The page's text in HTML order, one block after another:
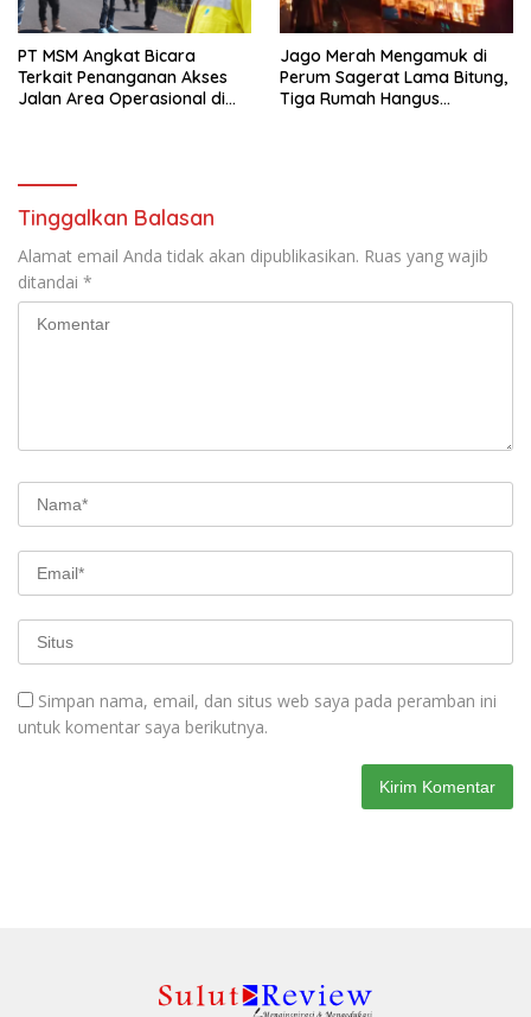
PT MSM Angkat Bicara
Terkait Penanganan Akses
Jalan Area Operasional di
Jago Merah Mengamuk di
Perum Sagerat Lama Bitung,
Tiga Rumah Hangus
Tinggalkan Balasan
Alamat email Anda tidak akan dipublikasikan. Ruas yang wajib
ditandai *
Simpan nama, email, dan situs web saya pada peramban ini
untuk komentar saya berikutnya.